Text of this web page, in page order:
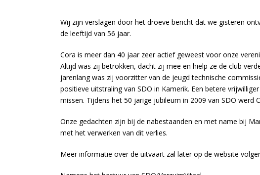
Wij zijn verslagen door het droeve bericht dat we gisteren
de leeftijd van 56 jaar.
Cora is meer dan 40 jaar zeer actief geweest voor onze
Altijd was zij betrokken, dacht zij mee en hielp ze de club
jarenlang was zij voorzitter van de jeugd technische
positieve uitstraling van SDO in Kamerik. Een betere
missen. Tijdens het 50 jarige jubileum in 2009 van SDO werd
Onze gedachten zijn bij de nabestaanden en met name bij
met het verwerken van dit verlies.
Meer informatie over de uitvaart zal later op de website